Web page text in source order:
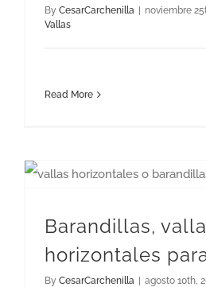
By CesarCarchenilla noviembre
Vallas
Read More
Barandillas,
horizontales
By CesarCarchenilla agosto 10th,